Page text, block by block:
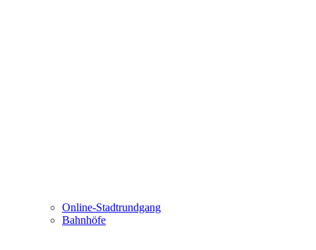
Online-Stadtrundgang
Bahnhöfe